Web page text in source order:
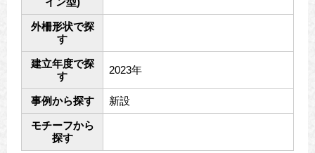
外柵形状で探
す
建立年度で探
す
2023年
事例から探す 新設
モチーフから
探す